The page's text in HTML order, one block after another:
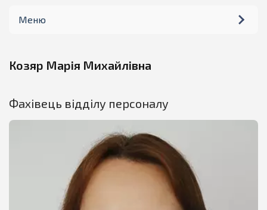
Меню
Установчі документи
Фотогалерея
Козяр Марія Михайлівна
Фахівець відділу персоналу